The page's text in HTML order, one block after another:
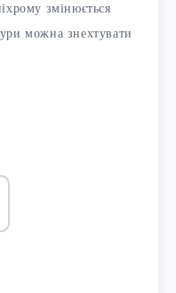
змінюється
можна знехтувати